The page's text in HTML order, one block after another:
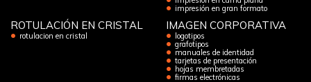
impresión en gran formato
ROTULACIÓN EN CRISTAL
rotulacion en cristal
IMAGEN CORPORATIVA
logotipos
grafotipos
manuales de identidad
tarjetas de presentación
hojas membretadas
firmas electrónicas